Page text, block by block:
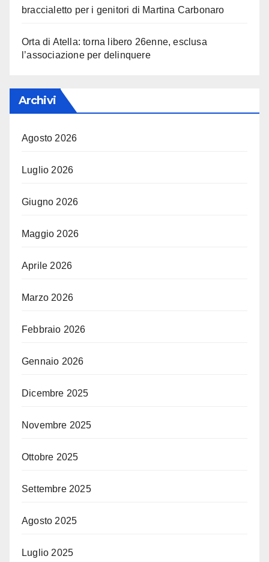
braccialetto per i genitori di Martina Carbonaro
Orta di Atella: torna libero 26enne, esclusa
l’associazione per delinquere
Archivi
Agosto 2026
Luglio 2026
Giugno 2026
Maggio 2026
Aprile 2026
Marzo 2026
Febbraio 2026
Gennaio 2026
Dicembre 2025
Novembre 2025
Ottobre 2025
Settembre 2025
Agosto 2025
Luglio 2025